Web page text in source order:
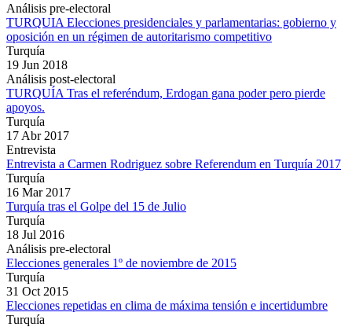
Análisis pre-electoral
TURQUIA Elecciones presidenciales y parlamentarias: gobierno y
oposición en un régimen de autoritarismo competitivo
Turquía
19 Jun 2018
Análisis post-electoral
TURQUÍA Tras el referéndum, Erdogan gana poder pero pierde
apoyos.
Turquía
17 Abr 2017
Entrevista
Entrevista a Carmen Rodriguez sobre Referendum en Turquía 2017
Turquía
16 Mar 2017
Turquía tras el Golpe del 15 de Julio
Turquía
18 Jul 2016
Análisis pre-electoral
Elecciones generales 1º de noviembre de 2015
Turquía
31 Oct 2015
Elecciones repetidas en clima de máxima tensión e incertidumbre
Turquía